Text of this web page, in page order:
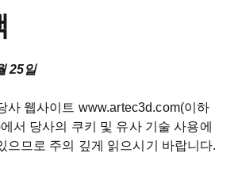
25일
사 웹사이트 www.artec3d.com(이하
서 당사의 쿠키 및 유사 기술 사용에
으므로 주의 깊게 읽으시기 바랍니다.